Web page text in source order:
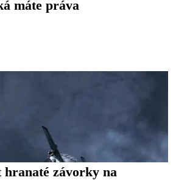
máte práva
hranaté závorky na